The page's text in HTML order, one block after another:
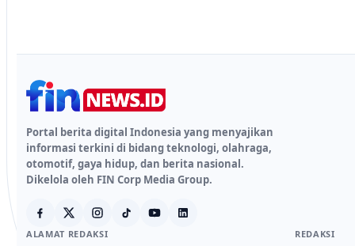
Portal berita digital Indonesia yang menyajikan
informasi terkini di bidang teknologi, olahraga,
otomotif, gaya hidup, dan berita nasional.
Dikelola oleh FIN Corp Media Group.
ALAMAT REDAKSI REDAKSI